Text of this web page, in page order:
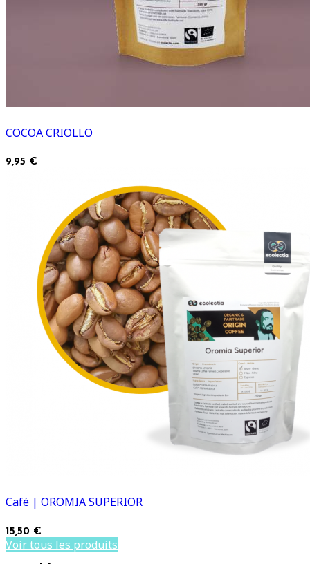
COCOA CRIOLLO
9,95 €
Café | OROMIA SUPERIOR
15,50 €
Voir tous les produits